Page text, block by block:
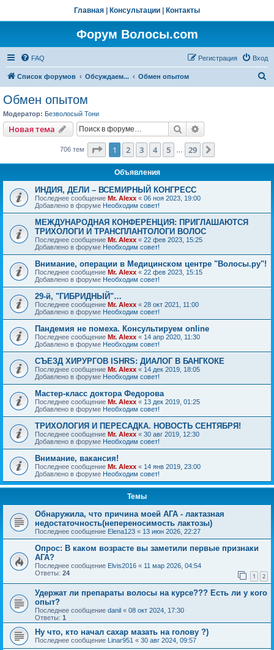
Главная Консультации Контакты
Форум Волосы.com
FAQ Вход
Регистрация
Список форумов Обсуждаем... Обмен опытом
Обмен опытом
Модератор: Безволосый Тони
Новая тема Поиск
706 тем Страница из 29
1 2 3 4 5 29
Объявления
ИНДИЯ, ДЕЛИ – ВСЕМИРНЫЙ КОНГРЕСС
Последнее сообщение Mr. Alexx « 06 ноя 2023, 19:00
Добавлено в форуме Необходим совет!
МЕЖДУНАРОДНАЯ КОНФЕРЕНЦИЯ: ПРИГЛАШАЮТСЯ
ТРИХОЛОГИ И ТРАНСПЛАНТОЛОГИ ВОЛОС
Последнее сообщение Mr. Alexx « 22 фев 2023, 15:25
Добавлено в форуме Необходим совет!
Внимание, операции в Медицинском центре "Волосы.ру"!
Последнее сообщение Mr. Alexx « 22 фев 2023, 15:15
Добавлено в форуме Необходим совет!
29-й, "ГИБРИДНЫЙ"…
Последнее сообщение Mr. Alexx « 28 окт 2021, 11:00
Добавлено в форуме Необходим совет!
Пандемия не помеха. Консультируем online
Последнее сообщение Mr. Alexx « 14 апр 2020, 11:30
Добавлено в форуме Необходим совет!
СЪЕЗД ХИРУРГОВ ISHRS: ДИАЛОГ В БАНГКОКЕ
Последнее сообщение Mr. Alexx « 14 дек 2019, 18:05
Добавлено в форуме Необходим совет!
Мастер-класс доктора Федорова
Последнее сообщение Mr. Alexx « 13 дек 2019, 01:25
Добавлено в форуме Необходим совет!
ТРИХОЛОГИЯ И ПЕРЕСАДКА. НОВОСТЬ СЕНТЯБРЯ!
Последнее сообщение Mr. Alexx « 30 авг 2019, 12:30
Добавлено в форуме Необходим совет!
Внимание, вакансия!
Последнее сообщение Mr. Alexx « 14 янв 2019, 23:00
Добавлено в форуме Необходим совет!
Темы
Обнаружила, что причина моей АГА - лактазная
недостаточность(непереносимость лактозы)
Последнее сообщение Elena123 « 13 июн 2026, 22:27
Опрос: В каком возрасте вы заметили первые признаки
АГА?
Последнее сообщение Elvis2016 « 11 мар 2026, 04:54
Ответы: 24 1 2
Удержат ли препараты волосы на курсе??? Есть ли у кого
опыт?
Последнее сообщение danil « 08 окт 2024, 17:30
Ответы: 1
Ну что, кто начал сахар мазать на голову ?)
Последнее сообщение Linar951 « 30 авг 2024, 09:57